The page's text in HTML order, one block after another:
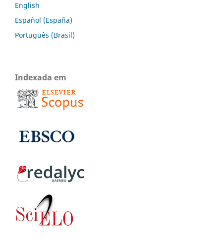
English
Español (España)
Português (Brasil)
Indexada em